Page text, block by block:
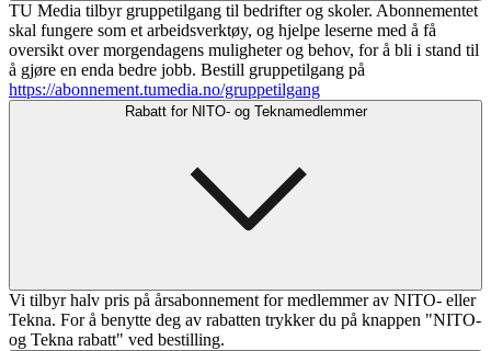
TU Media tilbyr gruppetilgang til bedrifter og skoler. Abonnementet
skal fungere som et arbeidsverktøy, og hjelpe leserne med å få
oversikt over morgendagens muligheter og behov, for å bli i stand til
å gjøre en enda bedre jobb. Bestill gruppetilgang på
https://abonnement.tumedia.no/gruppetilgang
Rabatt for NITO- og Teknamedlemmer
Vi tilbyr halv pris på årsabonnement for medlemmer av NITO- eller
Tekna. For å benytte deg av rabatten trykker du på knappen "NITO-
og Tekna rabatt" ved bestilling.